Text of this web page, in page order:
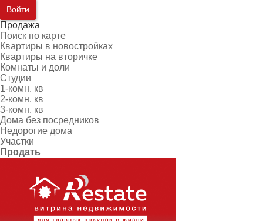
Войти
Продажа
Поиск по карте
Квартиры в новостройках
Квартиры на вторичке
Комнаты и доли
Студии
1-комн. кв
2-комн. кв
3-комн. кв
Дома без посредников
Недорогие дома
Участки
Продать